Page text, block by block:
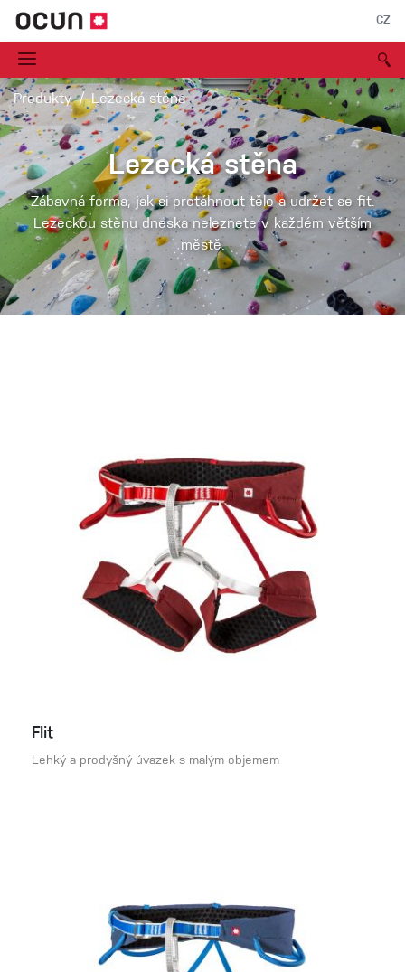
CZ
Produkty Lezecká stěna
Lezecká stěna
Zábavná forma, jak si protáhnout tělo a udržet se fit.
Lezeckou stěnu dneska neleznete v každém větším
městě.
Flit
Lehký a prodyšný úvazek s malým objemem